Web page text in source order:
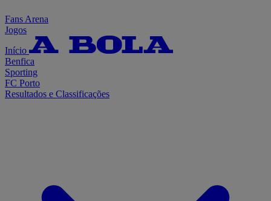
Fans Arena
Jogos
Início
Benfica
Sporting
FC Porto
Resultados e Classificações